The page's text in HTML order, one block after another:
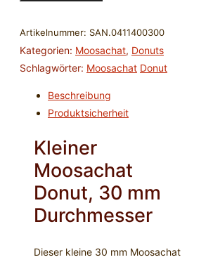
mm
rund
Menge
Artikelnummer: SAN.0411400300
Kategorien: Moosachat, Donuts
Schlagwörter: Moosachat Donut
Beschreibung
Produktsicherheit
Kleiner
Moosachat
Donut, 30 mm
Durchmesser
Dieser kleine 30 mm Moosachat